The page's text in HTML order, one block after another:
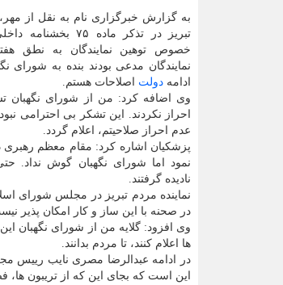
به گزارش خبرگزاری نام به نقل از
تبریز در تذکر ماده ۷۵ بخشنامه داخلی
خصوص توهین نمایندگان به نطق
نمایندگان مدعی بودند بنده به شورای
ادامه دولت اصلاحات هستم.
وی اضافه کرد: من از شورای نگهبان
احراز نکردند. این تشکر بی احترامی
عدم احراز صلاحیتم، اعلام گردد.
پزشکیان اشاره کرد: مقام معظم رهبری
نمود اما شورای نگهبان گوش نداد.
نادیده گرفتند.
نماینده مردم تبریز در مجلس شورای
در صحنه با این ساز و کار امکان پذیر
وی افزود: گلایه من از شورای نگهبان
ها اعلام کنند، تا مردم بدانند.
در ادامه عبدالرضا مصری نایب رییس
این است که بجای این که از تریبون ها،